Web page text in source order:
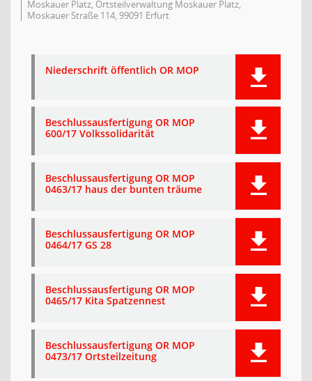
Moskauer Platz, Ortsteilverwaltung Moskauer Platz,
Moskauer Straße 114, 99091 Erfurt
Niederschrift öffentlich OR MOP
Beschlussausfertigung OR MOP
600/17 Volkssolidarität
Beschlussausfertigung OR MOP
0463/17 haus der bunten träume
Beschlussausfertigung OR MOP
0464/17 GS 28
Beschlussausfertigung OR MOP
0465/17 Kita Spatzennest
Beschlussausfertigung OR MOP
0473/17 Ortsteilzeitung